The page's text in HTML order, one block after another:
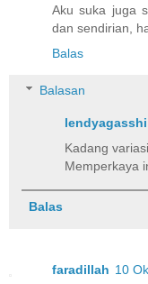
Aku suka juga
dan sendirian,
Balas
Balasan
lendyagasshi
Kadang
Memperkaya
Balas
faradillah 10